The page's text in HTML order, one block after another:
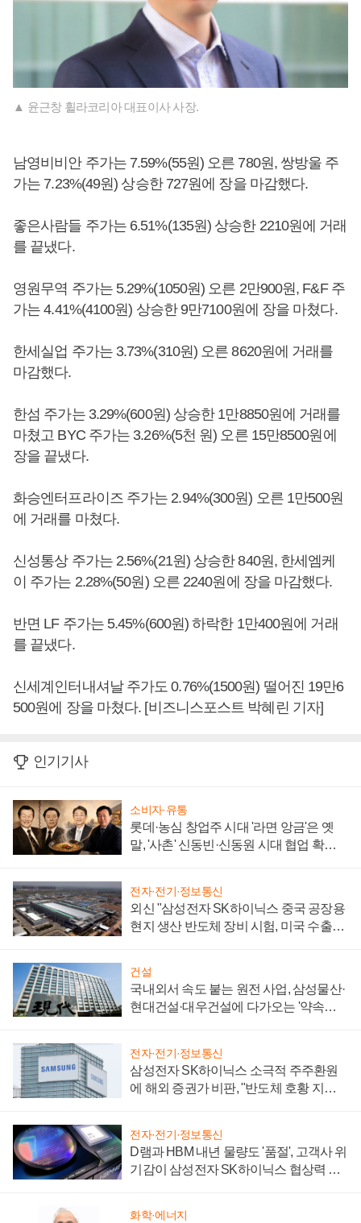
▲ 윤근창 휠라코리아 대표이사 사장.
남영비비안 주가는 7.59%(55원) 오른 780원, 쌍방울 주
가는 7.23%(49원) 상승한 727원에 장을 마감했다.
좋은사람들 주가는 6.51%(135원) 상승한 2210원에 거래
를 끝냈다.
영원무역 주가는 5.29%(1050원) 오른 2만900원, F&F 주
가는 4.41%(4100원) 상승한 9만7100원에 장을 마쳤다.
한세실업 주가는 3.73%(310원) 오른 8620원에 거래를
마감했다.
한섬 주가는 3.29%(600원) 상승한 1만8850원에 거래를
마쳤고 BYC 주가는 3.26%(5천 원) 오른 15만8500원에
장을 끝냈다.
화승엔터프라이즈 주가는 2.94%(300원) 오른 1만500원
에 거래를 마쳤다.
신성통상 주가는 2.56%(21원) 상승한 840원, 한세엠케
이 주가는 2.28%(50원) 오른 2240원에 장을 마감했다.
반면 LF 주가는 5.45%(600원) 하락한 1만400원에 거래
를 끝냈다.
신세계인터내셔날 주가도 0.76%(1500원) 떨어진 19만6
500원에 장을 마쳤다. [비즈니스포스트 박혜린 기자]
인기기사
소비자·유통
롯데·농심 창업주 시대 '라면 앙금'은 옛
말, '사촌' 신동빈·신동원 시대 협업 확대
전자·전기·정보통신
외신 "삼성전자 SK하이닉스 중국 공장용
현지 생산 반도체 장비 시험, 미국 수출통
건설
국내외서 속도 붙는 원전 사업, 삼성물산·
현대건설·대우건설에 다가오는 '약속의
전자·전기·정보통신
삼성전자 SK하이닉스 소극적 주주환원
에 해외 증권가 비판, "반도체 호황 지속
전자·전기·정보통신
D램과 HBM 내년 물량도 '품절', 고객사 위
기감이 삼성전자 SK하이닉스 협상력 더
화학·에너지